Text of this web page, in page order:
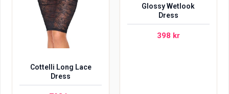
Cottelli Long Lace
Dress
Glossy Wetlook
Dress
398 kr